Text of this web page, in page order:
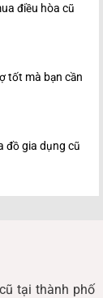
điều hòa cũ
tốt mà bạn cần
đồ gia dụng cũ
tại thành phố